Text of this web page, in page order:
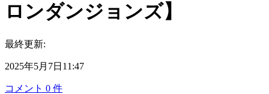
ロンダンジョンズ】
最終更新:
2025年5月7日11:47
コメント 0 件